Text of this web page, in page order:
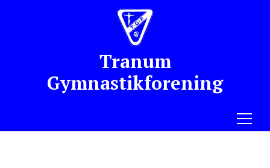
Tranum
Gymnastikforening
Menu